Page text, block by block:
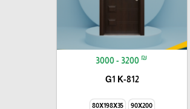
3000 - 3200 ₪
G1 K-812
90X200
80X198X35